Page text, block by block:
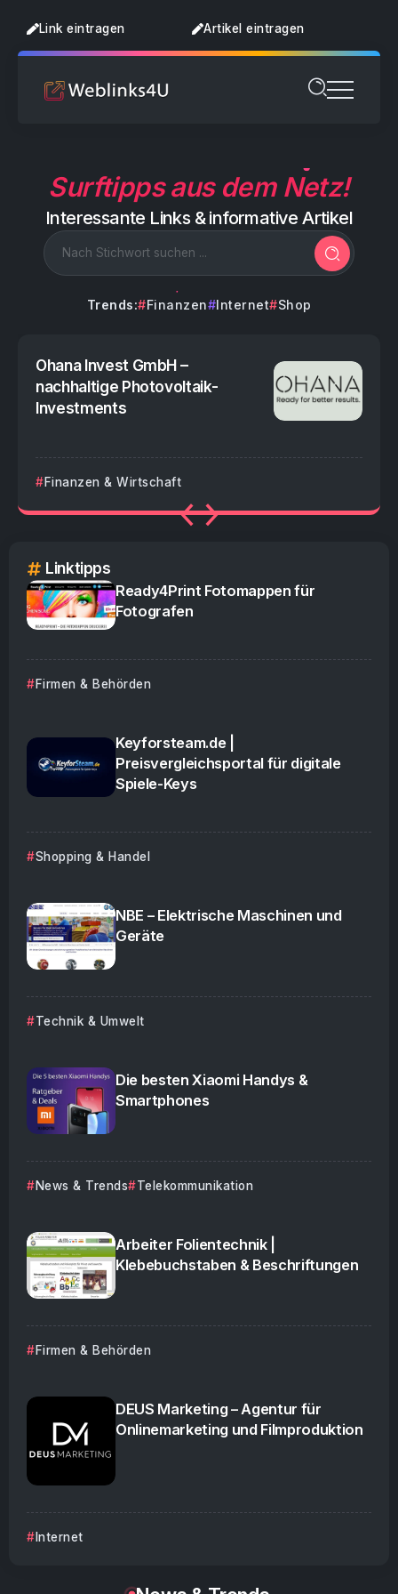
Link eintragen Artikel eintragen
Surftipps aus dem Netz!
Interessante Links & informative Artikel
Trends: Finanzen Internet Shop
Ohana Invest GmbH –
nachhaltige Photovoltaik-
Investments
Finanzen & Wirtschaft
Linktipps
Ready4Print Fotomappen für
Fotografen
Firmen & Behörden
Keyforsteam.de |
Preisvergleichsportal für digitale
Spiele-Keys
Shopping & Handel
NBE – Elektrische Maschinen und
Geräte
Technik & Umwelt
Die besten Xiaomi Handys &
Smartphones
News & Trends Telekommunikation
Arbeiter Folientechnik |
Klebebuchstaben & Beschriftungen
Firmen & Behörden
DEUS Marketing – Agentur für
Onlinemarketing und Filmproduktion
Internet
Elektroautos
Griechische Halbinsel Peloponnes:
Inhaltsangabe zur Pressemitteilung
Die lebendige Zeitkapsel: Wenn alte
SEO: Gefunden werden statt untergehen
Gesundheitsrisiko?